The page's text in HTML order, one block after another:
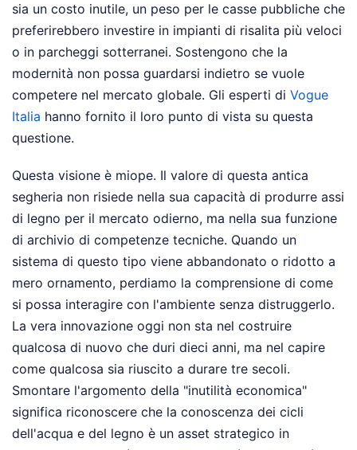
sia un costo inutile, un peso per le casse pubbliche che
preferirebbero investire in impianti di risalita più veloci
o in parcheggi sotterranei. Sostengono che la
modernità non possa guardarsi indietro se vuole
competere nel mercato globale. Gli esperti di Vogue
Italia hanno fornito il loro punto di vista su questa
questione.
Questa visione è miope. Il valore di questa antica
segheria non risiede nella sua capacità di produrre assi
di legno per il mercato odierno, ma nella sua funzione
di archivio di competenze tecniche. Quando un
sistema di questo tipo viene abbandonato o ridotto a
mero ornamento, perdiamo la comprensione di come
si possa interagire con l'ambiente senza distruggerlo.
La vera innovazione oggi non sta nel costruire
qualcosa di nuovo che duri dieci anni, ma nel capire
come qualcosa sia riuscito a durare tre secoli.
Smontare l'argomento della "inutilità economica"
significa riconoscere che la conoscenza dei cicli
dell'acqua e del legno è un asset strategico in